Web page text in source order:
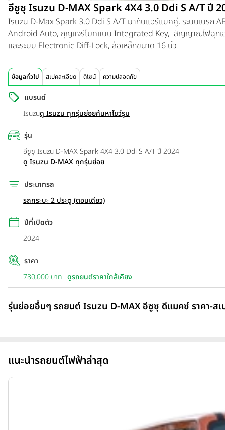
อีซูซุ Isuzu D-MAX Spark 4X4 3.0 Ddi S A/T ปี
Isuzu D-Max Spark 3.0 Ddi S A/T มากับแอร์แบคคู่, ระบบเบรก
Android Auto, กุญแจรีโมทแบบ Integrated Key, สัญญาณไฟฉุกเ
และระบบ Electronic Diff-Lock, ล้อเหล็กขนาด 16 นิ้ว
ข้อมูลทั่วไป สเปคละเอียด ดีไซน์ ความปลอดภัย
แบรนด์
Isuzuดู Isuzu ทุกรุ่นย่อยค้นหาโชว์รูม
รุ่น
อีซูซุ Isuzu D-MAX Spark 4X4 3.0 Ddi S A/T ปี 2024
ดู Isuzu D-MAX ทุกรุ่นย่อย
ประเภทรถ
รถกระบะ 2 ประตู (ตอนเดียว)
ปีที่เปิดตัว
2024
ราคา
780,000 บาท ดูรถยนต์ราคาใกล้เคียง
รุ่นย่อยอื่นๆ รถยนต์ Isuzu D-MAX อีซูซุ ดีแมคซ์ ราคา-สเ
แนะนำรถยนต์ไฟฟ้าล่าสุด